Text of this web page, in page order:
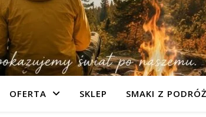
OFERTA SKLEP SMAKI Z